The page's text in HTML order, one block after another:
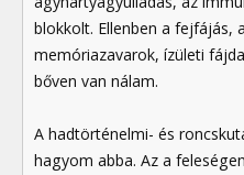
blokkolt. Ellenben a fejfájás,
memóriazavarok, ízületi
bőven van nálam.
A hadtörténelmi- és
hagyom abba. Az a